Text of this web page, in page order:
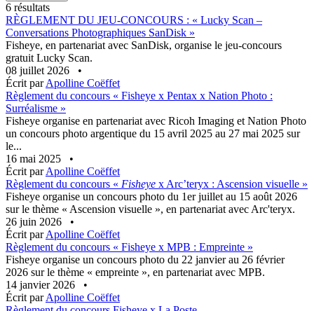
6 résultats
RÈGLEMENT DU JEU-CONCOURS : « Lucky Scan –
Conversations Photographiques SanDisk »
Fisheye, en partenariat avec SanDisk, organise le jeu-concours
gratuit Lucky Scan.
08 juillet 2026
•
Écrit parApolline Coëffet
Règlement du concours « Fisheye x Pentax x Nation Photo :
Surréalisme »
Fisheye organise en partenariat avec Ricoh Imaging et Nation Photo
un concours photo argentique du 15 avril 2025 au 27 mai 2025 sur
le...
16 mai 2025
•
Écrit parApolline Coëffet
Règlement du concours « Fisheye x Arc’teryx : Ascension visuelle »
Fisheye organise un concours photo du 1er juillet au 15 août 2026
sur le thème « Ascension visuelle », en partenariat avec Arc'teryx.
26 juin 2026
•
Écrit parApolline Coëffet
Règlement du concours « Fisheye x MPB : Empreinte »
Fisheye organise un concours photo du 22 janvier au 26 février
2026 sur le thème « empreinte », en partenariat avec MPB.
14 janvier 2026
•
Écrit parApolline Coëffet